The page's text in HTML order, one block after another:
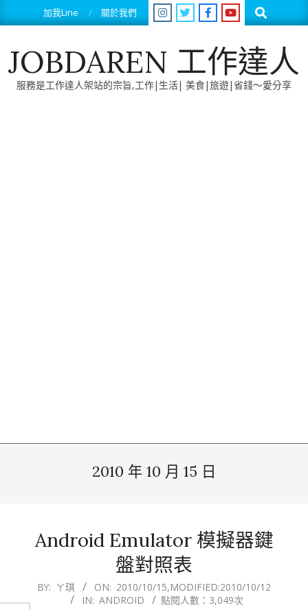
to
加我Line 關於我們 Search
JOBDAREN 工作達人
服務是工作達人架站的宗旨,工作|生活| 美食|旅遊|省錢～愛分享
2010 年 10 月 15 日
Android Emulator 模擬器鍵
盤對照表
2010-
BY: ㄚ琪 ON: 2010/10/15,MODIFIED:2010/10/12
IN: ANDROID 點閱人數：3,049次